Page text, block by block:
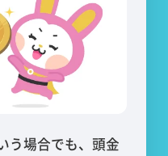
う場合でも、頭金